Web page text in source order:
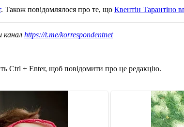
. Також повідомлялося про те, що Квентін Тарантіно
канал https://t.me/korrespondentnet
Ctrl + Enter, щоб повідомити про це редакцію.